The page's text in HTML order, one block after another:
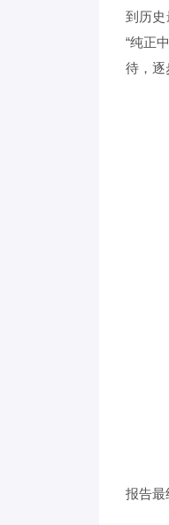
到历史
“纯正
待，逐
报告最